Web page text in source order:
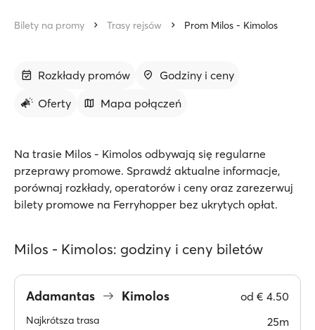
Bilety na promy Trasy rejsów Prom Milos - Kimolos
Rozkłady promów
Godziny i ceny
Oferty
Mapa połączeń
Na trasie Milos - Kimolos odbywają się regularne
przeprawy promowe. Sprawdź aktualne informacje,
porównaj rozkłady, operatorów i ceny oraz zarezerwuj
bilety promowe na Ferryhopper bez ukrytych opłat.
Milos - Kimolos: godziny i ceny biletów
Adamantas Kimolos od € 4.50
Najkrótsza trasa 25m